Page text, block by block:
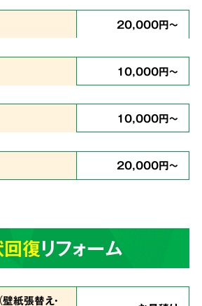
ィーに対応
どんな現場
でも対応
状態でも作業致します。
たゴミも、虫の湧いたゴミも
20,000円～
10,000円～
10,000円～
20,000円～
復リフォーム
紙張替え・